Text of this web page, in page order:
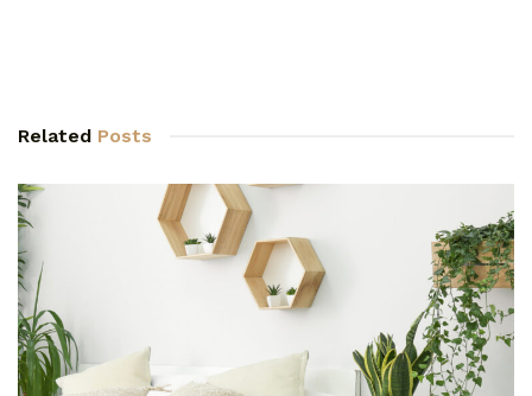
Related Posts